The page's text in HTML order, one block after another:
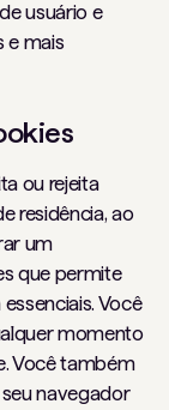
usuário e
e mais
ou rejeita
residência, ao
um
que permite
Você
momento
Você também
navegador